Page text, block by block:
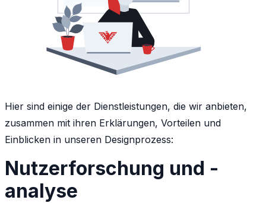
Hier sind einige der Dienstleistungen, die wir anbieten,
zusammen mit ihren Erklärungen, Vorteilen und
Einblicken in unseren Designprozess:
Nutzerforschung und -
analyse